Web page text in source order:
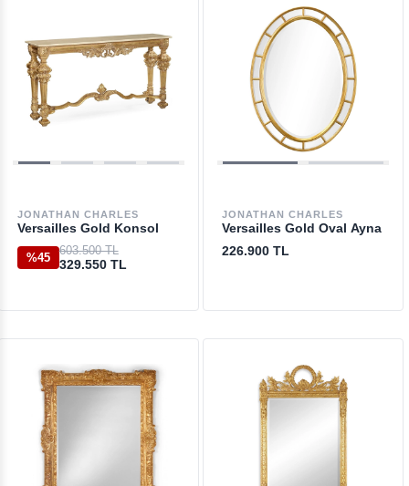
JONATHAN CHARLES
Versailles Gold Konsol
%45
603.500 TL
329.550 TL
JONATHAN CHARLES
Versailles Gold Oval Ayna
226.900 TL